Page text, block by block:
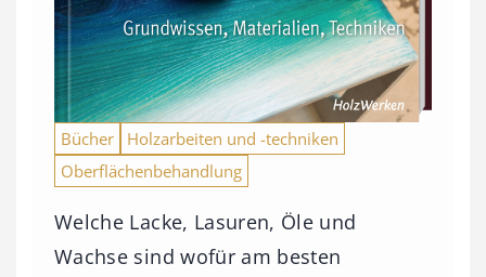
Bücher
Holzarbeiten und -techniken
Oberflächenbehandlung
Welche Lacke, Lasuren, Öle und
Wachse sind wofür am besten